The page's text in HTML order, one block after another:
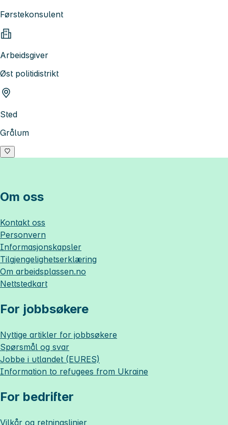
Førstekonsulent
Arbeidsgiver
Øst politidistrikt
Sted
Grålum
Om oss
Kontakt oss
Personvern
Informasjonskapsler
Tilgjengelighetserklæring
Om arbeidsplassen.no
Nettstedkart
For jobbsøkere
Nyttige artikler for jobbsøkere
Spørsmål og svar
Jobbe i utlandet (EURES)
Information to refugees from Ukraine
For bedrifter
Vilkår og retningslinjer